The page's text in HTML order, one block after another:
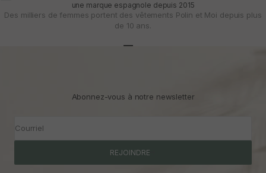
une marque espagnole depuis 2015
Des milliers de femmes portent des vêtements Polin et Moi depuis plus
de 10 ans.
Abonnez-vous à notre newsletter
Courriel
REJOINDRE